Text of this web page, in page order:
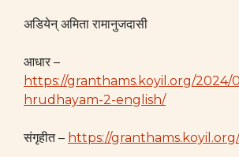
अडियेन् अमिता रामानुजदासी
आधार –
https://granthams.koyil.org/2024/
hrudhayam-2-english/
संगृहीत – https://granthams.koyil.org/